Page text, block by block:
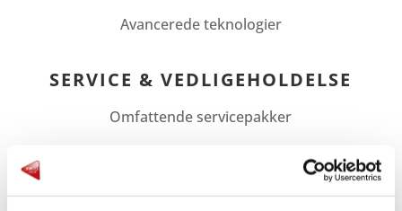
Avancerede teknologier
SERVICE & VEDLIGEHOLDELSE
Omfattende servicepakker
FINANSIERING & LEASING